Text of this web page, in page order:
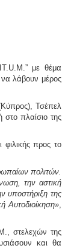
με θέμα
να λάβουν μέρος
Τσέπελ
πλαίσιο της
προς το
πολιτών.
την αστική
υποστήριξη της
Αυτοδιοίκηση»
στελεχών της
και θα